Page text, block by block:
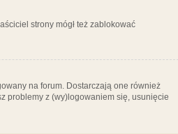
strony mógł też zablokować
na forum. Dostarczają one również
problemy z (wy)logowaniem się, usunięcie